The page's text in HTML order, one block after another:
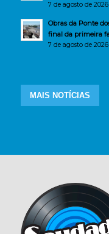
7 de agosto de
Obras da Ponte
final da primeira
7 de agosto de 2026
MAIS NOTÍCIAS